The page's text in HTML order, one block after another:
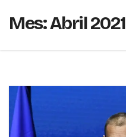
Mes:Abril 2021